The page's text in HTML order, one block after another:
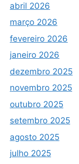
abril 2026
março 2026
fevereiro 2026
janeiro 2026
dezembro 2025
novembro 2025
outubro 2025
setembro 2025
agosto 2025
julho 2025